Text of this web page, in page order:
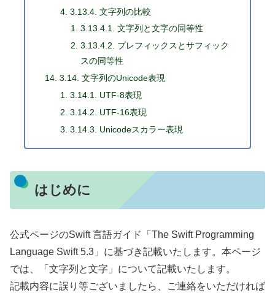
3.13.4. 文字列の比較
3.13.4.1. 文字列と文字の同等性
3.13.4.2. プレフィックスとサフィック
スの同等性
3.14. 文字列のUnicode表現
3.14.1. UTF-8表現
3.14.2. UTF-16表現
3.14.3. Unicodeスカラー表現
はじめに
公式ページのSwift 言語ガイド「The Swift Programming
Language Swift 5.3」に基づき記載いたします。本ページ
では、「文字列と文字」について記載いたします。
記載内容に誤り等ございましたら、ご連絡をいただければ